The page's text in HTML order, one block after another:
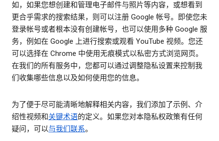
如，如果您想创建和管理电子邮件与照片等内容，或想看到
更合乎需求的搜索结果，则可以注册 Google 帐号。即使您未
登录帐号或者根本没有创建帐号，也可以使用多种 Google 服
务，例如在 Google 上进行搜索或观看 YouTube 视频。您还
可以选择在 Chrome 中使用无痕模式以私密方式浏览网页。
在我们的所有服务中，您都可以通过调整隐私设置来控制我
们收集哪些信息以及如何使用您的信息。
为了便于尽可能清晰地解释相关内容，我们添加了示例、介
绍性视频和关键术语的定义。如果您对本隐私权政策有任何
疑问，可以与我们联系。